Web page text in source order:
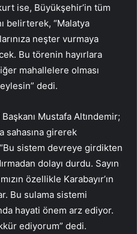
ise, Büyükşehir’in tüm
belirterek, “Malatya
neşter vurmaya
Bu törenin hayırlara
mahallelere olması
dedi.
Mustafa Altındemir;
sahasına girerek
sistem devreye girdikten
dolayı durdu. Sayın
özellikle Karabayır’ın
Bu sulama sistemi
hayati önem arz ediyor.
ediyorum” dedi.